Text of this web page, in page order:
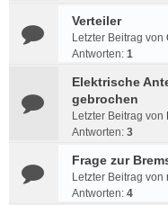
Verteiler
Letzter Beitrag von
Antworten: 1
Elektrische
gebrochen
Letzter Beitrag von
Antworten: 3
Frage zur
Letzter Beitrag von
Antworten: 4